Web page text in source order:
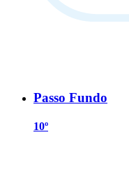
Passo Fundo
10º